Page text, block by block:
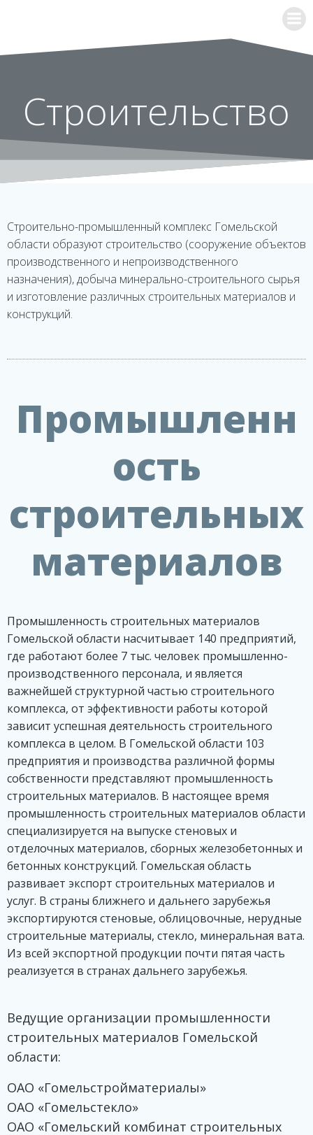
содержимому
Строительство
Строительно-промышленный комплекс Гомельской
области образуют строительство (сооружение объектов
производственного и непроизводственного
назначения), добыча минерально-строительного сырья
и изготовление различных строительных материалов и
конструкций.
Промышленн
ость
строительных
материалов
Промышленность строительных материалов
Гомельской области насчитывает 140 предприятий,
где работают более 7 тыс. человек промышленно-
производственного персонала, и является
важнейшей структурной частью строительного
комплекса, от эффективности работы которой
зависит успешная деятельность строительного
комплекса в целом. В Гомельской области 103
предприятия и производства различной формы
собственности представляют промышленность
строительных материалов. В настоящее время
промышленность строительных материалов области
специализируется на выпуске стеновых и
отделочных материалов, сборных железобетонных и
бетонных конструкций. Гомельская область
развивает экспорт строительных материалов и
услуг. В страны ближнего и дальнего зарубежья
экспортируются стеновые, облицовочные, нерудные
строительные материалы, стекло, минеральная вата.
Из всей экспортной продукции почти пятая часть
реализуется в странах дальнего зарубежья.
Ведущие организации промышленности
строительных материалов Гомельской
области:
ОАО «Гомельстройматериалы»
ОАО «Гомельстекло»
ОАО «Гомельский комбинат строительных